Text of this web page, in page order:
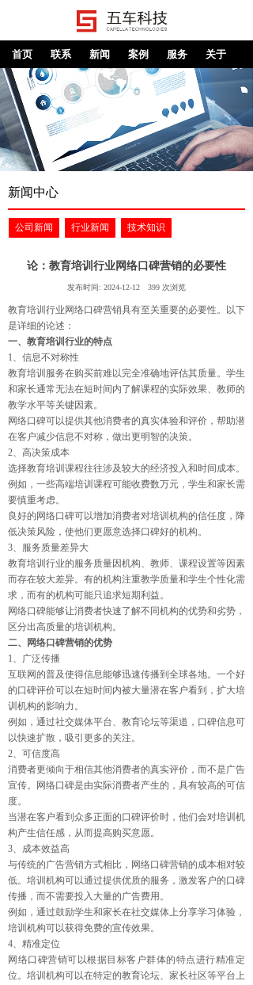
首页 联系 新闻 案例 服务 关于
新闻中心
公司新闻 行业新闻 技术知识
论：教育培训行业网络口碑营销的必要性
发布时间: 2024-12-12 399 次浏览
教育培训行业网络口碑营销具有至关重要的必要性。以下
是详细的论述：
一、教育培训行业的特点
1、信息不对称性
教育培训服务在购买前难以完全准确地评估其质量。学生
和家长通常无法在短时间内了解课程的实际效果、教师的
教学水平等关键因素。
网络口碑可以提供其他消费者的真实体验和评价，帮助潜
在客户减少信息不对称，做出更明智的决策。
2、高决策成本
选择教育培训课程往往涉及较大的经济投入和时间成本。
例如，一些高端培训课程可能收费数万元，学生和家长需
要慎重考虑。
良好的网络口碑可以增加消费者对培训机构的信任度，降
低决策风险，使他们更愿意选择口碑好的机构。
3、服务质量差异大
教育培训行业的服务质量因机构、教师、课程设置等因素
而存在较大差异。有的机构注重教学质量和学生个性化需
求，而有的机构可能只追求短期利益。
网络口碑能够让消费者快速了解不同机构的优势和劣势，
区分出高质量的培训机构。
二、网络口碑营销的优势
1、广泛传播
互联网的普及使得信息能够迅速传播到全球各地。一个好
的口碑评价可以在短时间内被大量潜在客户看到，扩大培
训机构的影响力。
例如，通过社交媒体平台、教育论坛等渠道，口碑信息可
以快速扩散，吸引更多的关注。
2、可信度高
消费者更倾向于相信其他消费者的真实评价，而不是广告
宣传。网络口碑是由实际消费者产生的，具有较高的可信
度。
当潜在客户看到众多正面的口碑评价时，他们会对培训机
构产生信任感，从而提高购买意愿。
3、成本效益高
与传统的广告营销方式相比，网络口碑营销的成本相对较
低。培训机构可以通过提供优质的服务，激发客户的口碑
传播，而不需要投入大量的广告费用。
例如，通过鼓励学生和家长在社交媒体上分享学习体验，
培训机构可以获得免费的宣传效果。
4、精准定位
网络口碑营销可以根据目标客户群体的特点进行精准定
位。培训机构可以在特定的教育论坛、家长社区等平台上